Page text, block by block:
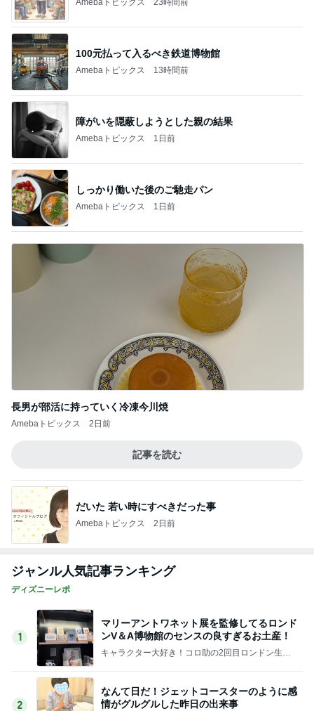
100元払って入るべき鉄道博物館
Amebaトピックス 13時間前
障がいを隠蔽しようとした親の結果
Amebaトピックス 1日前
しっかり働いた後のご馳走パン
Amebaトピックス 1日前
長男が部活に持っていく冷凍今川焼
Amebaトピックス 2日前
記事を読む
だいた 若い時にすべきだった事
Amebaトピックス 2日前
ジャンル人気記事ランキング
ディズニーレポ
1
マリーアントワネット展を監修してるロンド
ンV＆A博物館のセンスの良すぎるお土産！
キャラクター大好き！コロ助の2回目ロンドン生活
2
なんて日だ！ジェットコースターのように感
情がグルグルした昨日の出来事